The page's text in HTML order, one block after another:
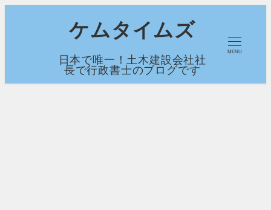
コ
ケムタイムズ
日本で唯一！土木建設会社社
長で行政書士のブログです
MENU